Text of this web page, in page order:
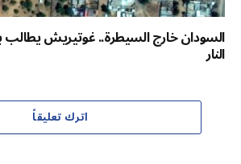
السودان خارج السيطرة.. غوتيريش
النار
اترك تعليقاً